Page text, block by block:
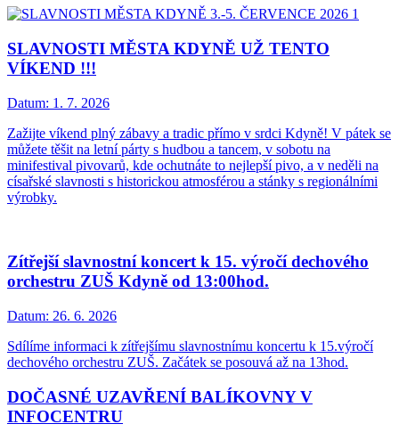
SLAVNOSTI MĚSTA KDYNĚ UŽ TENTO
VÍKEND !!!
Datum: 1. 7. 2026
Zažijte víkend plný zábavy a tradic přímo v srdci Kdyně! V pátek se
můžete těšit na letní párty s hudbou a tancem, v sobotu na
minifestival pivovarů, kde ochutnáte to nejlepší pivo, a v neděli na
císařské slavnosti s historickou atmosférou a stánky s regionálními
výrobky.
Zítřejší slavnostní koncert k 15. výročí dechového
orchestru ZUŠ Kdyně od 13:00hod.
Datum: 26. 6. 2026
Sdílíme informaci k zítřejšímu slavnostnímu koncertu k 15.výročí
dechového orchestru ZUŠ. Začátek se posouvá až na 13hod.
DOČASNÉ UZAVŘENÍ BALÍKOVNY V
INFOCENTRU